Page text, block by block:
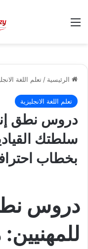
القائمة
الرئيسية / تعلم اللغة
تعلم اللغة الانجليزية
دروس نطق
سلطتك
بخطاب
دروس